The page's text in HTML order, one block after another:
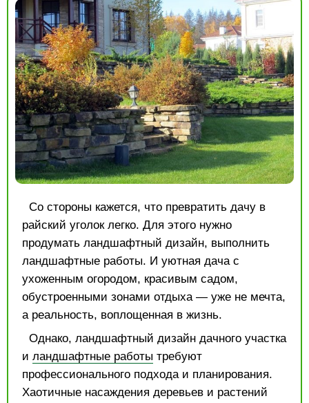
Со стороны кажется, что превратить дачу в
райский уголок легко. Для этого нужно
продумать ландшафтный дизайн, выполнить
ландшафтные работы. И уютная дача с
ухоженным огородом, красивым садом,
обустроенными зонами отдыха — уже не мечта,
а реальность, воплощенная в жизнь.
Однако, ландшафтный дизайн дачного участка
и ландшафтные работы требуют
профессионального подхода и планирования.
Хаотичные насаждения деревьев и растений